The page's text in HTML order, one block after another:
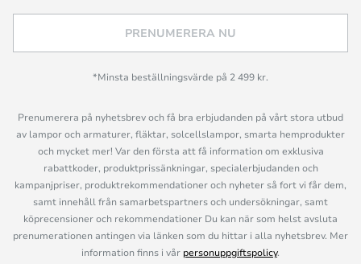
PRENUMERERA NU
*Minsta beställningsvärde på 2 499 kr.
Prenumerera på nyhetsbrev och få bra erbjudanden på vårt stora utbud
av lampor och armaturer, fläktar, solcellslampor, smarta hemprodukter
och mycket mer! Var den första att få information om exklusiva
rabattkoder, produktprissänkningar, specialerbjudanden och
kampanjpriser, produktrekommendationer och nyheter så fort vi får dem,
samt innehåll från samarbetspartners och undersökningar, samt
köprecensioner och rekommendationer Du kan när som helst avsluta
prenumerationen antingen via länken som du hittar i alla nyhetsbrev. Mer
information finns i vår personuppgiftspolicy.